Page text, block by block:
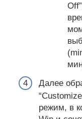
Далее
режим, в